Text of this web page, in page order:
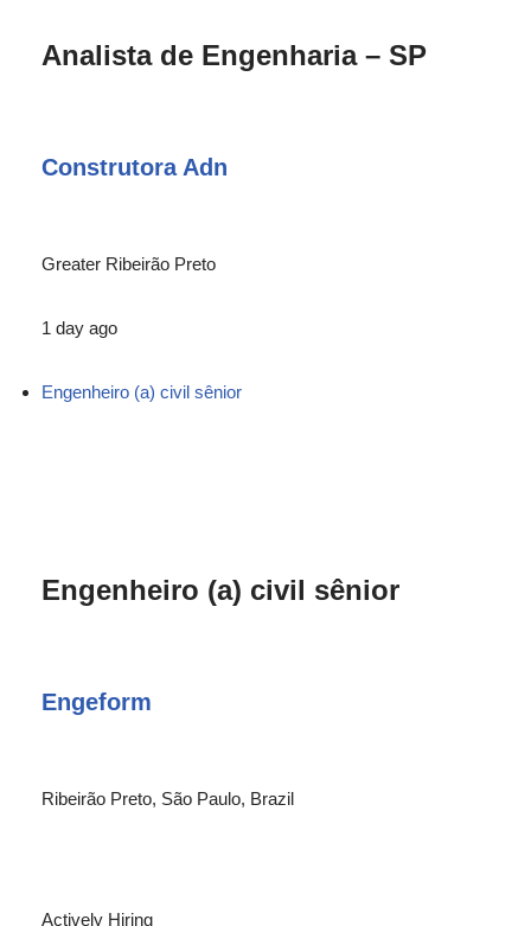
Analista de Engenharia – SP
Construtora Adn
Greater Ribeirão Preto
1 day ago
Engenheiro (a) civil sênior
Engenheiro (a) civil sênior
Engeform
Ribeirão Preto, São Paulo, Brazil
Actively Hiring